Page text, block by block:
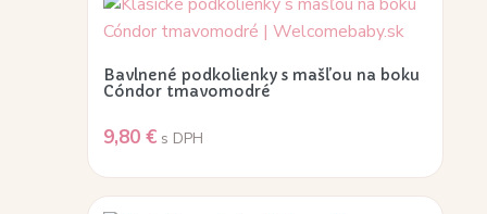
Bavlnené podkolienky s mašľou na boku
Cóndor tmavomodré
9,80 € s DPH